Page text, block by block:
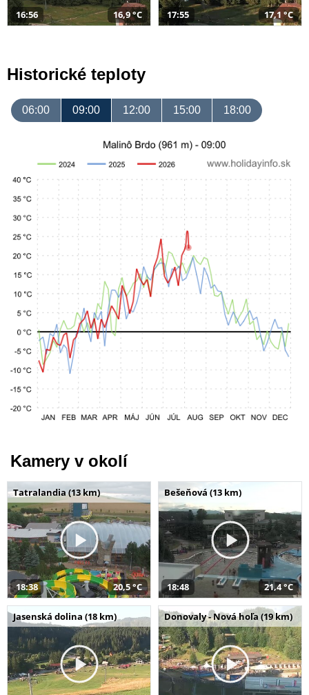
16:56 16,9 °C 17:55 17,1 °C
Historické teploty
06:00 09:00 12:00 15:00 18:00
Kamery v okolí
Tatralandia (13 km)
18:38 20,5 °C
Bešeňová (13 km)
18:48 21,4 °C
Jasenská dolina (18 km) Donovaly - Nová hoľa (19 km)